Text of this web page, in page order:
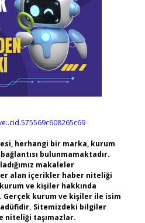
herhangi bir marka, kurum
bulunmamaktadır.
makaleler
alan içerikler haber niteliği
ve kişiler hakkında
Gerçek kurum ve kişiler ile isim
Sitemizdeki bilgiler
niteliği taşımazlar.